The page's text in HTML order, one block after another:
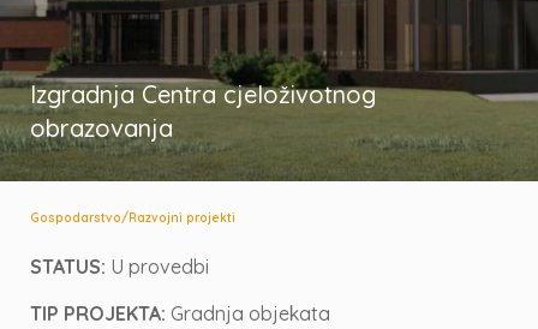
Izgradnja Centra cjeloživotnog
obrazovanja
Gospodarstvo/Razvojni projekti
STATUS: U provedbi
TIP PROJEKTA: Gradnja objekata